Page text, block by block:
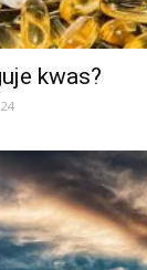
kwas?